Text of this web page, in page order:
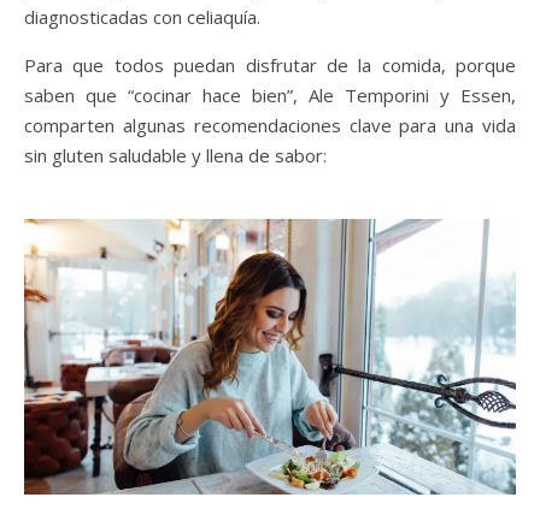
diagnosticadas con celiaquía.
Para que todos puedan disfrutar de la comida, porque
saben que “cocinar hace bien”, Ale Temporini y Essen,
comparten algunas recomendaciones clave para una vida
sin gluten saludable y llena de sabor: